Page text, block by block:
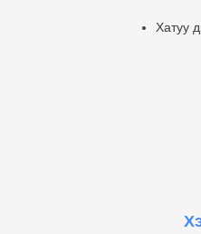
Хатуу